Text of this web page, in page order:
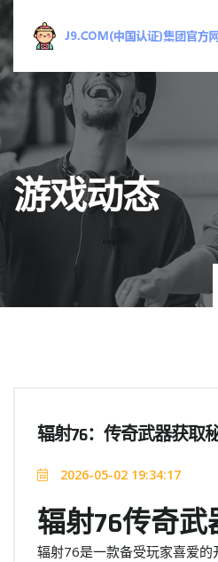
游戏动态
辐射76：传奇武器获取
2026-05-02 19:34:17
辐射76传奇
辐射76是一款备受玩家喜爱的